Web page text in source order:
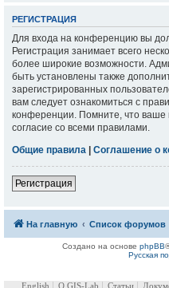
РЕГИСТРАЦИЯ
Для входа на конференцию вы
Регистрация занимает всего
более широкие возможности.
быть установлены также
зарегистрированных
вам следует ознакомиться с
конференции. Помните, что ваше
согласие со всеми правилами.
Общие правила | Соглашение о
Регистрация
На главную Список форумов
Создано на основе phpBB
Русская
English О GIS-Lab Статьи